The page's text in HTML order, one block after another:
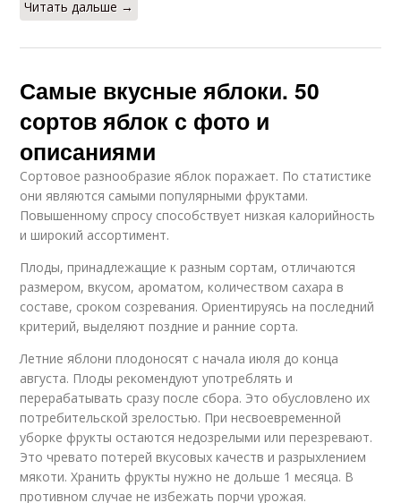
Читать дальше →
Самые вкусные яблоки. 50
сортов яблок с фото и
описаниями
Сортовое разнообразие яблок поражает. По статистике
они являются самыми популярными фруктами.
Повышенному спросу способствует низкая калорийность
и широкий ассортимент.
Плоды, принадлежащие к разным сортам, отличаются
размером, вкусом, ароматом, количеством сахара в
составе, сроком созревания. Ориентируясь на последний
критерий, выделяют поздние и ранние сорта.
Летние яблони плодоносят с начала июля до конца
августа. Плоды рекомендуют употреблять и
перерабатывать сразу после сбора. Это обусловлено их
потребительской зрелостью. При несвоевременной
уборке фрукты остаются недозрелыми или перезревают.
Это чревато потерей вкусовых качеств и разрыхлением
мякоти. Хранить фрукты нужно не дольше 1 месяца. В
противном случае не избежать порчи урожая.